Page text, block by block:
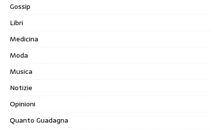
Gossip
Libri
Medicina
Moda
Musica
Notizie
Opinioni
Quanto Guadagna